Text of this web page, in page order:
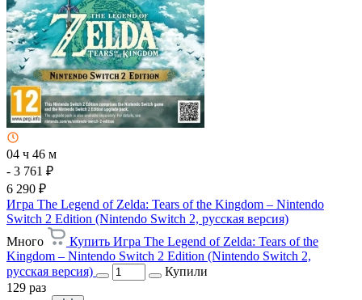
04 ч 46 м
- 3 761 ₽
6 290 ₽
Игра The Legend of Zelda: Tears of the Kingdom – Nintendo
Switch 2 Edition (Nintendo Switch 2, русская версия)
Много
Купить Игра The Legend of Zelda: Tears of the
Kingdom – Nintendo Switch 2 Edition (Nintendo Switch 2,
русская версия)
Купили
129 раз